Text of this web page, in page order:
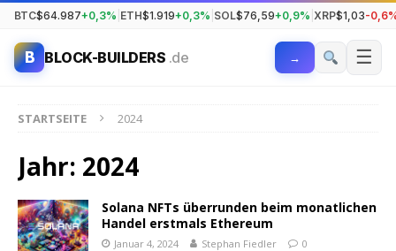
BTC$64.987+0,3% ETH$1.919+0,3% SOL$76,59+0,9% XRP$1,03-
B BLOCK-BUILDERS .de → ☰
STARTSEITE 2024
Jahr: 2024
Solana NFTs überrunden beim monatlichen
Handel erstmals Ethereum
Januar 4, 2024 Stephan Fiedler 0